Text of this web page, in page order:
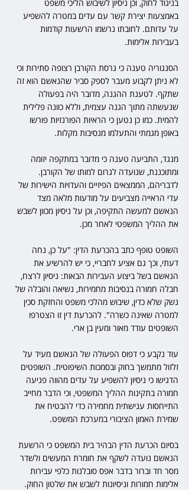
בניגוד לחוק, וכן ניסיון לשיבוש הליכי משפט
באמצעות יצירת קשר עם עדים במטרה להשפיע
על עדותם. לחובתו נרשמו הרשעות קודמות
בעבירות אלימות.
הסנגוריה טענה כי גרסת הקורבן רצופה סתירות וכי
לא ניתן לקבוע מעבר לספק סביר שהנאשם הוא זה
שתקף. לטענת ההגנה, מדובר היה בפעולה
שנעשתה מתוך הגנה עצמית, וללא כוונה פלילית
להמית. כמו כן נטען כי הראיות הפורנזיות פורשו
באופן מגמתי והתעלמו מנסיבות מקלות.
מנגד, התביעה טענה כי מדובר במתקפה יזומה
ומתוכננת, שנועדה לגרום למותו של הקורבן.
לדבריהם, הממצאים הפיזיים והעדויות הישירות של
עדי הראייה מצביעים על מודעות מלאה מצד
הנאשם למעשה התקיפה, וכן על ניסיון מכוון לשבש
את ההליך המשפטי לאחר מכן.
השופט טופף כתב בהכרעת הדין: "על כן, נחה
דעתי, וכך גם אציע לחבריי, כי יש להרשיע את
הנאשם בשל ביצוע העבירות הבאות: ניסיון לרצח,
חבלה חמורה בנסיבות מחמירות, נשיאה והובלה של
נשק שלא כדין, שיבוש מהלכי משפט והחזקת סכין
למטרה שאינה כשרה". להכרעת דין זו הצטרפו
השופטים עודד מאור ומעין בן ארי.
עוד נקבע כי דפוס הפעולה של הנאשם מעיד על
זלזול מתמשך בחוק ובסמכות השיפוטית. השופטים
הדגישו כי ניסיון להשפיע על עדים מהווה פגיעה
חמורה בתקינות ההליך המשפטי, וכי הדבר מחייב
התייחסות ענישתית מחמירה כדי להבטיח את
שמירת האמון הציבורי במערכת המשפט.
בסיום הכרעת הדין הבהיר בית המשפט כי הרשעת
הנאשם נועדה לשקף את חומרת המעשים ולשדר
מסר חד וברור בדבר אפס סובלנות כלפי עבירות
אלימות חמורות וניסיונות לשבש את שלטון החוק.